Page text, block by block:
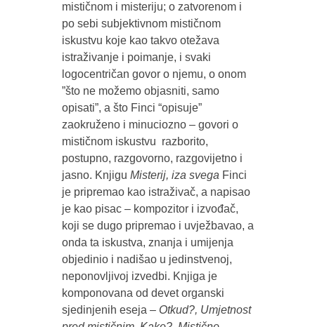
mističnom i misteriju; o zatvorenom i
po sebi subjektivnom mističnom
iskustvu koje kao takvo otežava
istraživanje i poimanje, i svaki
logocentričan govor o njemu, o onom
”što ne možemo objasniti, samo
opisati”, a što Finci “opisuje”
zaokruženo i minuciozno – govori o
mističnom iskustvu razborito,
postupno, razgovorno, razgovijetno i
jasno. Knjigu Misterij, iza svega Finci
je pripremao kao istraživač, a napisao
je kao pisac – kompozitor i izvođač,
koji se dugo pripremao i uvježbavao, a
onda ta iskustva, znanja i umijenja
objedinio i nadišao u jedinstvenoj,
neponovljivoj izvedbi. Knjiga je
komponovana od devet organski
sjedinjenih eseja – Otkud?, Umjetnost